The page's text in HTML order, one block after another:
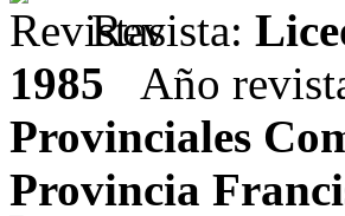
Revista:
1985 Año
Provinciales
Provincia